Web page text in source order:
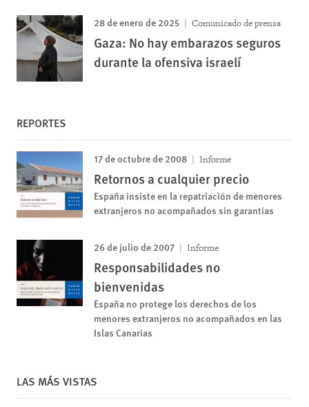
28 de enero de 2025 Comunicado de prensa
Gaza: No hay embarazos seguros
durante la ofensiva israelí
REPORTES
17 de octubre de 2008 Informe
Retornos a cualquier precio
España insiste en la repatriación de menores
extranjeros no acompañados sin garantías
26 de julio de 2007 Informe
Responsabilidades no
bienvenidas
España no protege los derechos de los
menores extranjeros no acompañados en las
Islas Canarias
LAS MÁS VISTAS